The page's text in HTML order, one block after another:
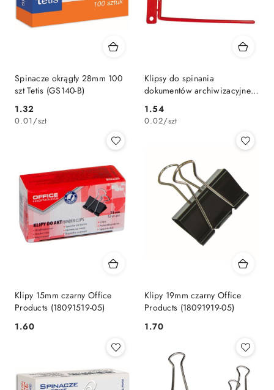
Spinacze okrągły 28mm 100
szt Tetis (GS140-B)
Cena:
1.32
0.01/szt
Klipsy do spinania
dokumentów archiwizacyjne
D-Clip metalowo-plastikowy
100 szt Q-Connect (KF02281)
Cena:
1.54
0.02/szt
Klipy 15mm czarny Office
Products (18091519-05)
Cena:
1.60
Klipy 19mm czarny Office
Products (18091919-05)
Cena:
1.70